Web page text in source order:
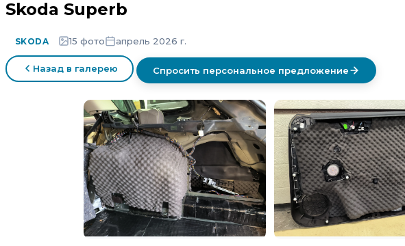
Skoda Superb
SKODA 15 фото апрель 2026 г.
Назад в галерею Спросить персональное предложение